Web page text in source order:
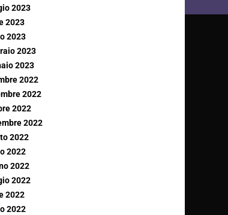
2023
2023
2023
2023
2023
2022
2022
2022
2022
2022
2022
2022
2022
2022
2022